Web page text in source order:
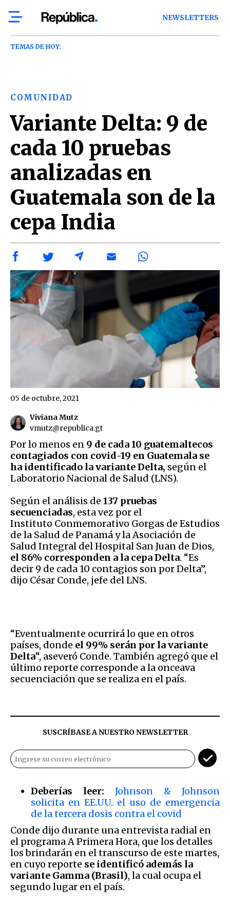
NEWSLETTERS
TEMAS DE HOY:
COMUNIDAD
Variante Delta: 9 de
cada 10 pruebas
analizadas en
Guatemala son de la
cepa India
Viviana Mutz
vmutz@republica.gt
05 de octubre, 2021
Por lo menos en 9 de cada 10 guatemaltecos
contagiados con covid-19 en Guatemala se
ha identificado la variante Delta, según el
Laboratorio Nacional de Salud (LNS).
Según el análisis de 137 pruebas
secuenciadas, esta vez por el
Instituto Conmemorativo Gorgas de Estudios
de la Salud de Panamá y la Asociación de
Salud Integral del Hospital San Juan de Dios,
el 86% corresponden a la cepa Delta. “Es
decir 9 de cada 10 contagios son por Delta”,
dijo César Conde, jefe del LNS.
“Eventualmente ocurrirá lo que en otros
países, donde el 99% serán por la variante
Delta“, aseveró Conde. También agregó que el
último reporte corresponde a la onceava
secuenciación que se realiza en el país.
SUSCRÍBASE A NUESTRO NEWSLETTER
Deberías leer: Johnson & Johnson
solicita en EE.UU. el uso de emergencia
de la tercera dosis contra el covid
Conde dijo durante una entrevista radial en
el programa A Primera Hora, que los detalles
los brindarán en el transcurso de este martes,
en cuyo reporte se identificó además la
variante Gamma (Brasil), la cual ocupa el
segundo lugar en el país.